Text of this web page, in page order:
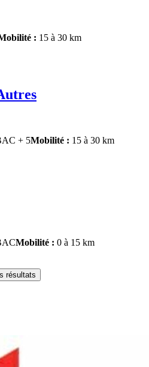
: 15 à 30 km
+ 5Mobilité : 15 à 30 km
Mobilité : 0 à 15 km
résultats